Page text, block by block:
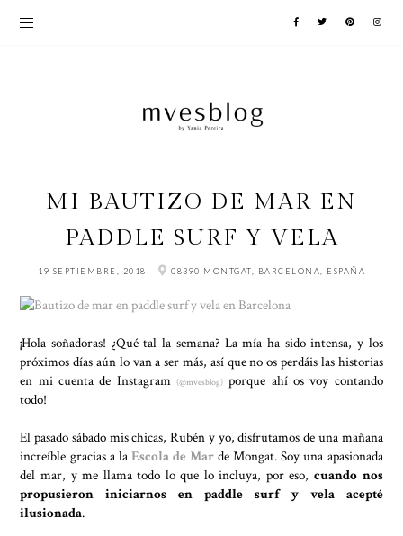
MI BAUTIZO DE MAR EN
PADDLE SURF Y VELA
19 SEPTIEMBRE, 2018 08390 MONTGAT, BARCELONA, ESPAÑA
¡Hola soñadoras! ¿Qué tal la semana? La mía ha sido intensa, y los
próximos días aún lo van a ser más, así que no os perdáis las historias
en mi cuenta de Instagram (@mvesblog) porque ahí os voy contando
todo!
El pasado sábado mis chicas, Rubén y yo, disfrutamos de una mañana
increíble gracias a la Escola de Mar de Mongat. Soy una apasionada
del mar, y me llama todo lo que lo incluya, por eso,cuando nos
propusieron iniciarnos en paddle surf y vela acepté
ilusionada.